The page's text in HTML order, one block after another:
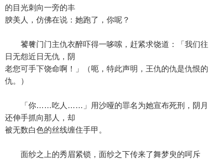
的目光刺向一旁的丰
腴美人，仿佛在说：她跑了，你呢？
饕餮门门主仇衣醉吓得一哆嗦，赶紧求饶道：「我们往
日无怨近日无仇，阴
老您可手下饶命啊！」（呃，特此声明，王仇的仇是仇恨的
仇。）
「你……吃人……」用沙哑的罪名为她宣布死刑，阴月
还伸手抓向那人，却
被无数白色的丝线缠住手甲。
面纱之上的秀眉紧锁，面纱之下传来了舞梦臾的呵斥